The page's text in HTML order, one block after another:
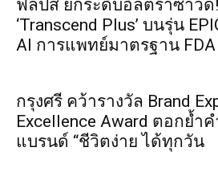
ฟิลิปส์ ยกระดับอัลตราซาวด์
‘Transcend Plus’ บนรุ่น
AI การแพทย์มาตรฐาน
กรุงศรี คว้ารางวัล Brand
Excellence Award ตอกย้
แบรนด์ “ชีวิตง่าย ได้ทุกวัน